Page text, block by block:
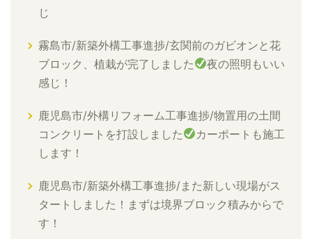
じ
霧島市/新築外構工事進捗/玄関前のガビオンと花
ブロック、植栽が完了しました
夜の照明もいい
感じ！
鹿児島市/外構リフォーム工事進捗/物置用の土間
コンクリートを打設しました
カーポートも施工
します！
鹿児島市/新築外構工事進捗/また新しい現場がス
タートしました！まずは境界ブロック積みからで
す！